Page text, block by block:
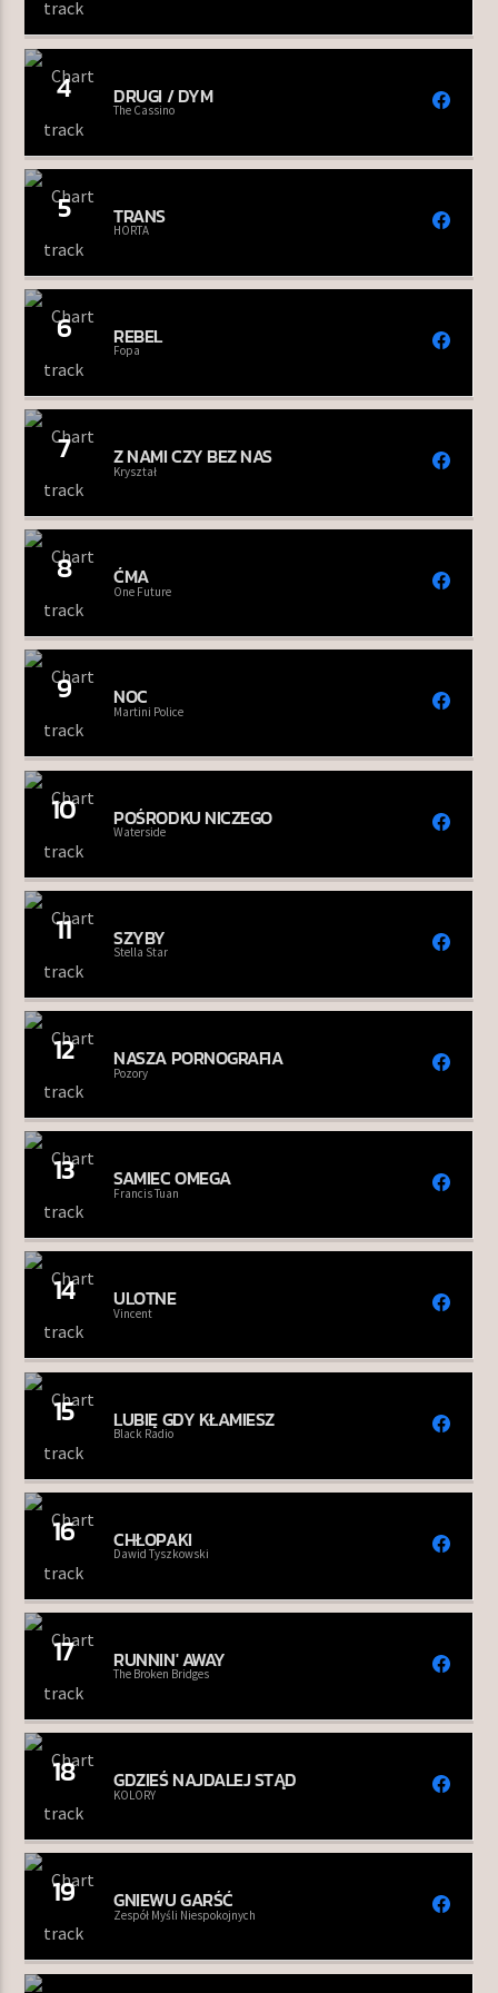
4 DRUGI / DYM
The Cassino
5 TRANS
HORTA
6 REBEL
Fopa
7 Z NAMI CZY BEZ NAS
Kryształ
8 ĆMA
One Future
9 NOC
Martini Police
10 POŚRODKU NICZEGO
Waterside
11 SZYBY
Stella Star
12 NASZA PORNOGRAFIA
Pozory
13 SAMIEC OMEGA
Francis Tuan
14 ULOTNE
Vincent
15 LUBIĘ GDY KŁAMIESZ
Black Radio
16 CHŁOPAKI
Dawid Tyszkowski
17 RUNNIN' AWAY
The Broken Bridges
18 GDZIEŚ NAJDALEJ STĄD
KOLORY
19 GNIEWU GARŚĆ
Zespół Myśli Niespokojnych